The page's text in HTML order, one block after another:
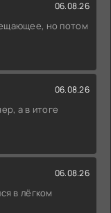
06.08.26
но потом
06.08.26
а в итоге
06.08.26
в лёгком